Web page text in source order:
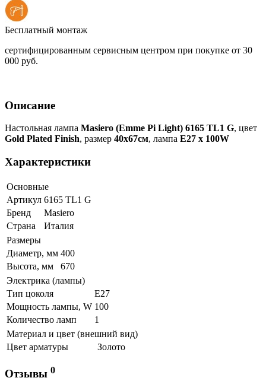
Бесплатный монтаж
сертифицированным сервисным центром при покупке от 30
000 руб.
Описание
Настольная лампа Masiero (Emme Pi Light) 6165 TL1 G, цвет
Gold Plated Finish, размер 40х67см, лампа E27 х 100W
Характеристики
Основные
Артикул 6165 TL1 G
Бренд
Masiero
Страна
Италия
Размеры
Диаметр, мм 400
Высота, мм
670
Электрика (лампы)
Тип цоколя
Е27
Мощность лампы, W 100
Количество ламп
1
Материал и цвет (внешний вид)
Цвет арматуры
Золото
Отзывы 0